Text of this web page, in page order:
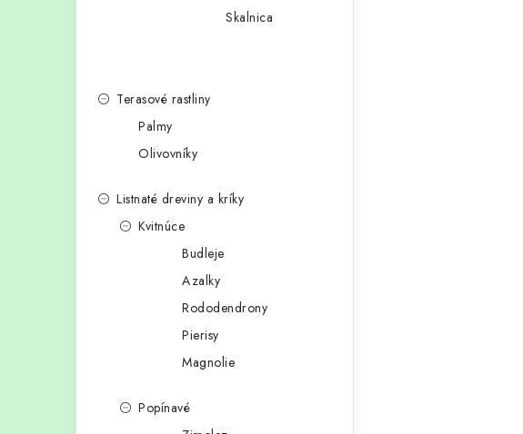
Skalnica
Terasové rastliny
Palmy
Olivovníky
Listnaté dreviny a kríky
Kvitnúce
Budleje
Azalky
Rododendrony
Pierisy
Magnolie
Popínavé